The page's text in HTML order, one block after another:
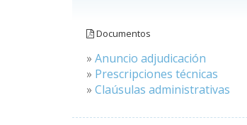
Documentos
» Anuncio adjudicación
» Prescripciones técnicas
» Claúsulas administrativas